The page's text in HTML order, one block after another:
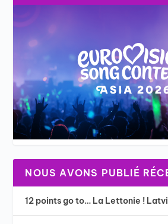
NOUS AVONS PUBLIÉ
12 points go to… La Lettonie !